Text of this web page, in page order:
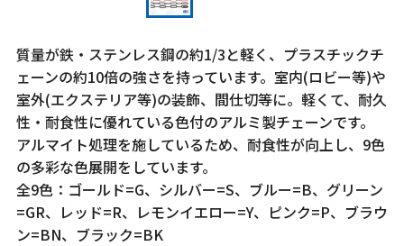
質量が鉄・ステンレス鋼の約1/3と軽く、プラスチックチ
ェーンの約10倍の強さを持っています。室内(ロビー等)や
室外(エクステリア等)の装飾、間仕切等に。軽くて、耐久
性・耐食性に優れている色付のアルミ製チェーンです。
アルマイト処理を施しているため、耐食性が向上し、9色
の多彩な色展開をしています。
全9色：ゴールド=G、シルバー=S、ブルー=B、グリーン
=GR、レッド=R、レモンイエロー=Y、ピンク=P、ブラウ
ン=BN、ブラック=BK